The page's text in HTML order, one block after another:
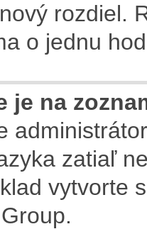
rozdiel.
o jednu
je na
zatiaľ
vytvorte
.